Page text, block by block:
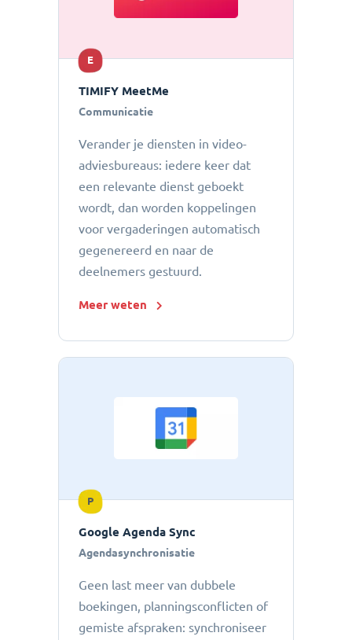
E
TIMIFY MeetMe
Communicatie
Verander je diensten in video-
adviesbureaus: iedere keer dat
een relevante dienst geboekt
wordt, dan worden koppelingen
voor vergaderingen automatisch
gegenereerd en naar de
deelnemers gestuurd.
Meer weten
P
Google Agenda Sync
Agendasynchronisatie
Geen last meer van dubbele
boekingen, planningsconflicten of
gemiste afspraken: ​​synchroniseer